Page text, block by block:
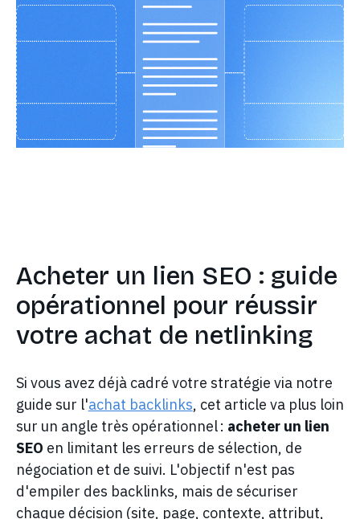
Acheter un lien SEO : guide
opérationnel pour réussir
votre achat de netlinking
Si vous avez déjà cadré votre stratégie via notre
guide sur l'achat backlinks, cet article va plus loin
sur un angle très opérationnel : acheter un lien
SEO en limitant les erreurs de sélection, de
négociation et de suivi. L'objectif n'est pas
d'empiler des backlinks, mais de sécuriser
chaque décision (site, page, contexte, attribut,